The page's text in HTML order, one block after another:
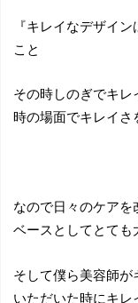
『キレイなデザイ
こと
その時しのぎでキレ
時の場面でキレイさ
なので日々のケア
ベースとしてとても
そして僕ら美容師が
いただいた時にキ